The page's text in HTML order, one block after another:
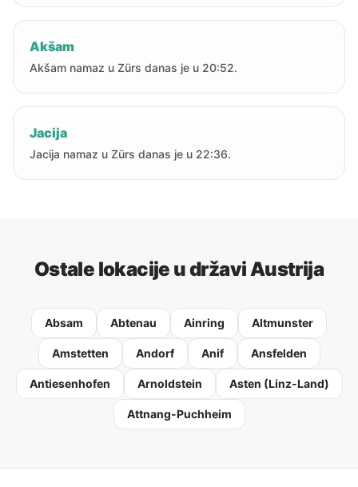
Akšam
Akšam namaz u Zürs danas je u 20:52.
Jacija
Jacija namaz u Zürs danas je u 22:36.
Ostale lokacije u državi Austrija
Absam Abtenau Ainring Altmunster
Amstetten Andorf Anif Ansfelden
Antiesenhofen Arnoldstein Asten (Linz-Land)
Attnang-Puchheim